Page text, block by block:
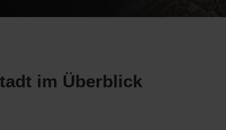
im Überblick